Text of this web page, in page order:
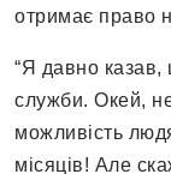
отримає право
“Я давно казав,
служби. Окей,
можливість
місяців! Але